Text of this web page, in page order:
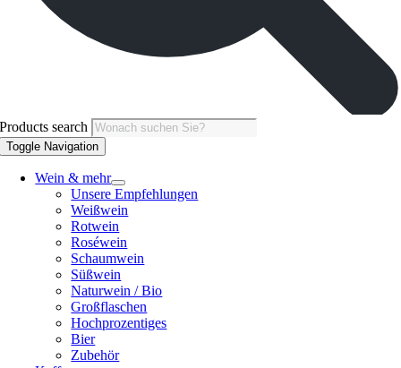
Products search
Toggle Navigation
Wein & mehr
Unsere Empfehlungen
Weißwein
Rotwein
Roséwein
Schaumwein
Süßwein
Naturwein / Bio
Großflaschen
Hochprozentiges
Bier
Zubehör